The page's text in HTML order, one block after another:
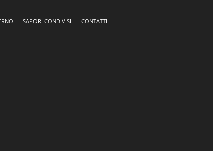
SAPORI CONDIVISI
CONTATTI